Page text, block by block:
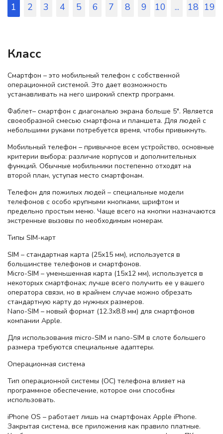
1 2 3 4 5 6 7 8 9 10 ... 18 19
Класс
Смартфон – это мобильный телефон с собственной
операционной системой. Это дает возможность
устанавливать на него широкий спектр программ.
Фаблет– смартфон с диагональю экрана больше 5". Является
своеобразной смесью смартфона и планшета. Для людей с
небольшими руками потребуется время, чтобы привыкнуть.
Мобильный телефон – привычное всем устройство, основные
критерии выбора: различие корпусов и дополнительных
функций. Обычные мобильники постепенно отходят на
второй план, уступая место смартфонам.
Телефон для пожилых людей – специальные модели
телефонов с особо крупными кнопками, шрифтом и
предельно простым меню. Чаще всего на кнопки назначаются
экстренные вызовы по необходимым номерам.
Типы SIM-карт
SIM – стандартная карта (25x15 мм), используется в
большинстве телефонов и смартфонов.
Micro-SIM – уменьшенная карта (15х12 мм), используется в
некоторых смартфонах; лучше всего получить ее у вашего
оператора связи, но в крайнем случае можно обрезать
стандартную карту до нужных размеров.
Nano-SIM – новый формат (12.3x8.8 мм) для смартфонов
компании Apple.
Для использования micro-SIM и nano-SIM в слоте большего
размера требуются специальные адаптеры.
Операционная система
Тип операционной системы (ОС) телефона влияет на
программное обеспечение, которое они способны
использовать.
iPhone OS – работает лишь на смартфонах Apple iPhone.
Закрытая система, все приложения как правило платные.